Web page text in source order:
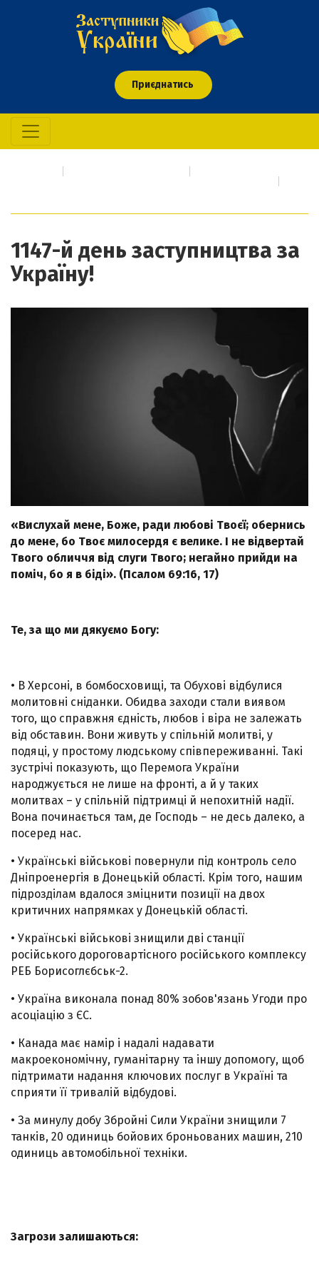
Приєднатись
1147-й день заступництва за
Україну!
«Вислухай мене, Боже, ради любові Твоєї; обернись
до мене, бо Твоє милосердя є велике. І не відвертай
Твого обличчя від слуги Твого; негайно прийди на
поміч, бо я в біді». (Псалом 69:16, 17)
Те, за що ми дякуємо Богу:
• В Херсоні, в бомбосховищі, та Обухові відбулися
молитовні сніданки. Обидва заходи стали виявом
того, що справжня єдність, любов і віра не залежать
від обставин. Вони живуть у спільній молитві, у
подяці, у простому людському співпереживанні. Такі
зустрічі показують, що Перемога України
народжується не лише на фронті, а й у таких
молитвах – у спільній підтримці й непохитній надії.
Вона починається там, де Господь – не десь далеко, а
посеред нас.
• Українські військові повернули під контроль село
Дніпроенергія в Донецькій області. Крім того, нашим
підрозділам вдалося зміцнити позиції на двох
критичних напрямках у Донецькій області.
• Українські військові знищили дві станції
російського дороговартісного російського комплексу
РЕБ Борисоглєбськ-2.
• Україна виконала понад 80% зобов'язань Угоди про
асоціацію з ЄС.
• Канада має намір і надалі надавати
макроекономічну, гуманітарну та іншу допомогу, щоб
підтримати надання ключових послуг в Україні та
сприяти її тривалій відбудові.
• За минулу добу Збройні Сили України знищили 7
танків, 20 одиниць бойових броньованих машин, 210
одиниць автомобільної техніки.
Загрози залишаються: